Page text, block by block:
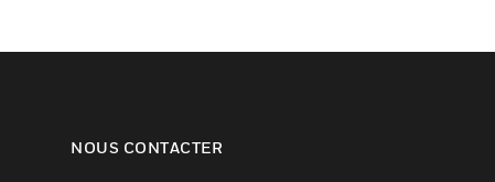
NOUS CONTACTER